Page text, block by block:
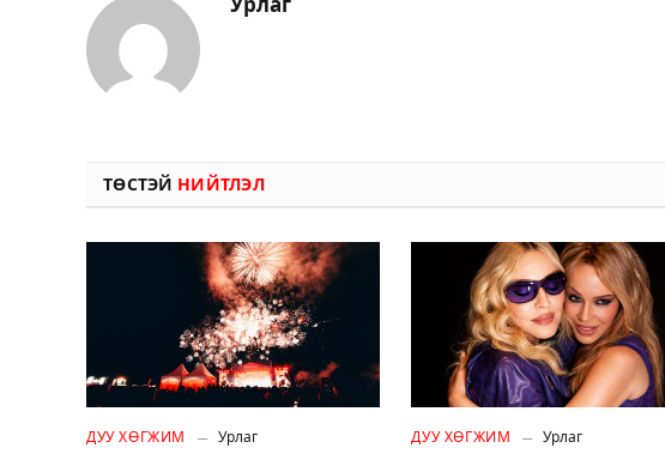
ТӨСТЭЙ НИЙТЛЭЛ
ДУУ ХӨГЖИМ Урлаг ДУУ ХӨГЖИМ Урлаг